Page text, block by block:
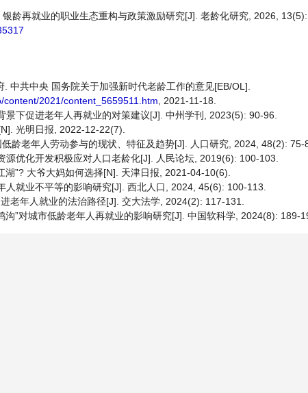
银龄再就业的职业生态重构与政策激励研究[J]. 老龄化研究, 2026,
中共中央 国务院关于加强新时代老龄工作的意见[EB/OL].
content/2021/content_5659511.htm , 2021-11-18.
景下促进老年人再就业的对策建议[J]. 中州学刊, 2023(5): 90-96.
光明日报, 2022-12-22(7).
龄老年人劳动参与的现状、特征及趋势[J]. 人口研究, 2024, 48(2): 75-
源优化开发积极应对人口老龄化[J]. 人民论坛, 2019(6): 100-103.
湖”? 大爷大妈如何选择[N]. 天津日报, 2021-04-10(6).
人就业不平等的影响研究[J]. 西北人口, 2024, 45(6): 100-113.
老年人就业的法治路径[J]. 交大法学, 2024(2): 117-131.
沟”对城市低龄老年人再就业的影响研究[J]. 中国软科学, 2024(8): 189-